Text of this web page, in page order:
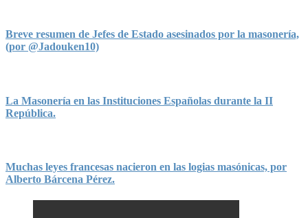
Breve resumen de Jefes de Estado asesinados por la masonería,
(por @Jadouken10)
La Masonería en las Instituciones Españolas durante la II
República.
Muchas leyes francesas nacieron en las logias masónicas, por
Alberto Bárcena Pérez.